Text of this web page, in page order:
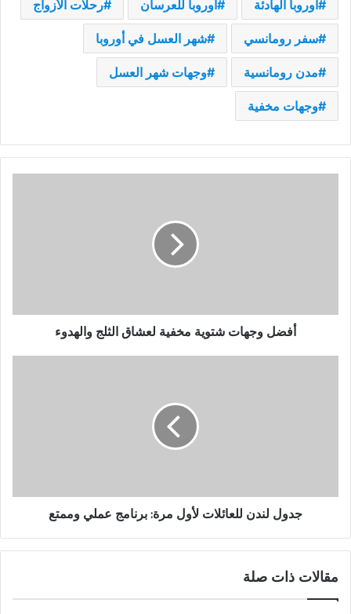
أوروبا الهادئة أوروبا للعرسان رحلات الأزواج
سفر رومانسي شهر العسل في أوروبا
مدن رومانسية وجهات شهر العسل
وجهات مخفية
أفضل وجهات شتوية مخفية لعشاق الثلج والهدوء
جدول لندن للعائلات لأول مرة: برنامج عملي وممتع
مقالات ذات صلة